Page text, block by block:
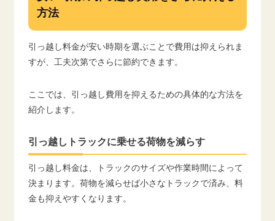
方法
引っ越し料金が安い時期を選ぶことで費用は抑えられま
すが、工夫次第でさらに節約できます。
ここでは、引っ越し費用を抑えるための具体的な方法を
紹介します。
引っ越しトラックに乗せる荷物を減らす
引っ越し料金は、トラックのサイズや作業時間によって
決まります。荷物を減らせば小さなトラックで済み、料
金も抑えやすくなります。